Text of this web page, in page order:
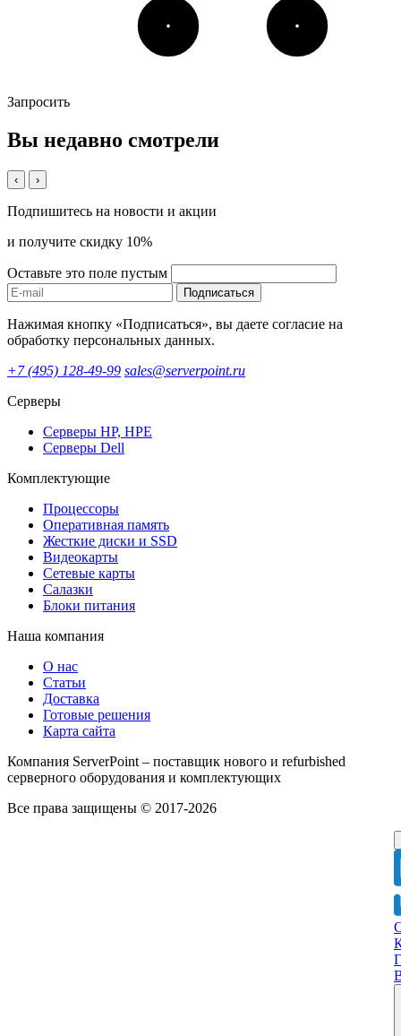
Запросить
Вы недавно смотрели
‹ ›
Подпишитесь на новости и акции
и получите скидку 10%
Оставьте это поле пустым
Подписаться
Нажимая кнопку «Подписаться», вы даете согласие на
обработку персональных данных.
+7 (495) 128-49-99 sales@serverpoint.ru
Серверы
Серверы HP, HPE
Серверы Dell
Комплектующие
Процессоры
Оперативная память
Жесткие диски и SSD
Видеокарты
Сетевые карты
Салазки
Блоки питания
Наша компания
О нас
Статьи
Доставка
Готовые решения
Карта сайта
Компания ServerPoint – поставщик нового и refurbished
серверного оборудования и комплектующих
Все права защищены © 2017-2026